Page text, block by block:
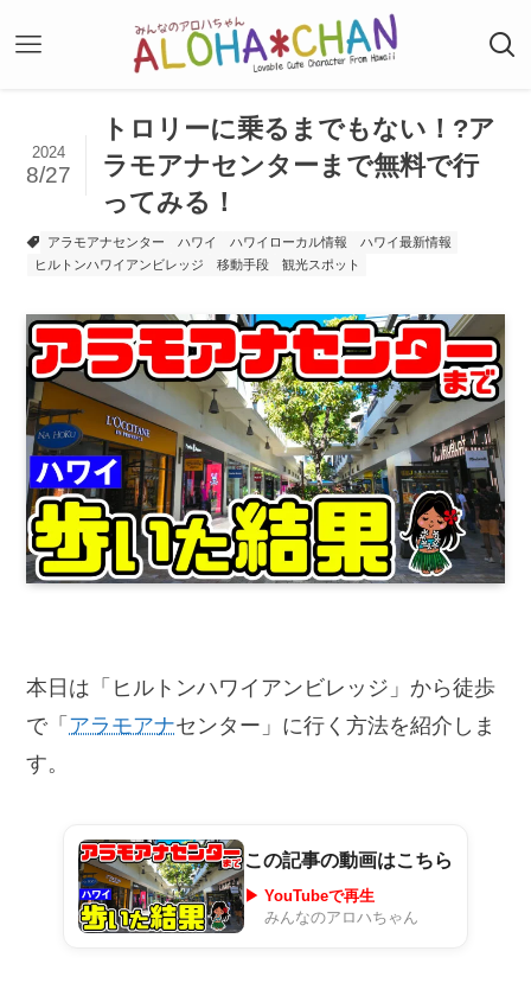
トロリーに乗るまでもない！?ア
ラモアナセンターまで無料で行
ってみる！
2024
8/27
アラモアナセンター ハワイ ハワイローカル情報
ハワイ最新情報
ヒルトンハワイアンビレッジ
移動手段 観光スポット
本日は「ヒルトンハワイアンビレッジ」から徒歩
で「 アラモアナセンター」に行く方法を紹介しま
す。
この記事の動画はこちら
▶ YouTubeで再生
みんなのアロハちゃん